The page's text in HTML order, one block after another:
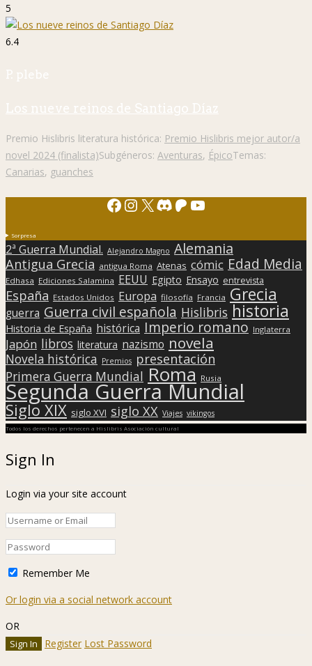
5
6.4
P. plebe
Los nueve reinos de Santiago Díaz
Premio Hislibris literatura histórica: Premio Hislibris mejor autor/a
novel 2024 (finalista)Subgéneros: Aventuras, ÉpicoTemas:
Canarias, guanches
Facebook
Instagram
X Discord
Patreon
YouTube
Sorpresa
2ª Guerra Mundial. Alejandro Magno Alemania
Antigua Grecia antigua Roma Atenas cómic Edad Media
Edhasa Ediciones Salamina EEUU Egipto Ensayo entrevista
España Estados Unidos Europa filosofía Francia Grecia
guerra Guerra civil española Hislibris historia
Historia de España histórica Imperio romano Inglaterra
Japón libros literatura nazismo novela
Novela histórica Premios presentación
Primera Guerra Mundial Roma Rusia
Segunda Guerra Mundial
Siglo XIX siglo XVI siglo XX Viajes vikingos
Todos los derechos pertenecen a Hislibris Asociación cultural
Sign In
Login via your site account
Remember Me
Or login via a social network account
OR
Register Lost Password